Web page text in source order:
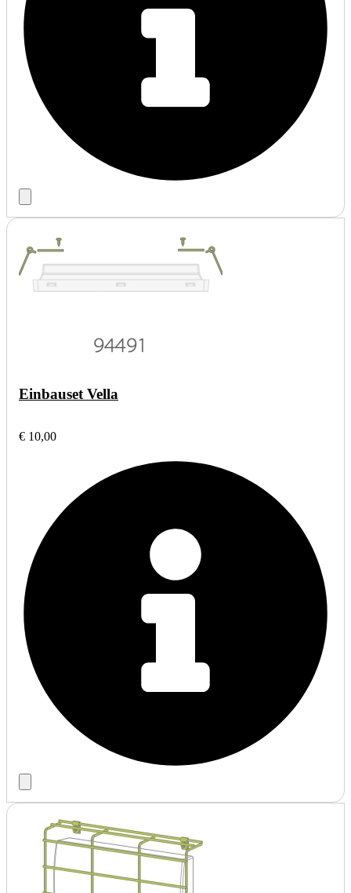
Einbauset Vella
€ 10,00